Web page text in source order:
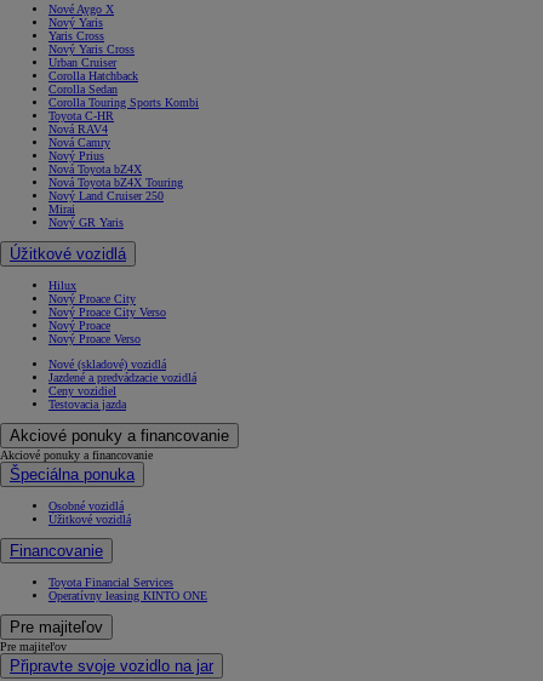
Nové Aygo X
Nový Yaris
Yaris Cross
Nový Yaris Cross
Urban Cruiser
Corolla Hatchback
Corolla Sedan
Corolla Touring Sports Kombi
Toyota C-HR
Nová RAV4
Nová Camry
Nový Prius
Nová Toyota bZ4X
Nová Toyota bZ4X Touring
Nový Land Cruiser 250
Mirai
Nový GR Yaris
Úžitkové vozidlá
Hilux
Nový Proace City
Nový Proace City Verso
Nový Proace
Nový Proace Verso
Nové (skladové) vozidlá
Jazdené a predvádzacie vozidlá
Ceny vozidiel
Testovacia jazda
Akciové ponuky a financovanie
Akciové ponuky a financovanie
Špeciálna ponuka
Osobné vozidlá
Úžitkové vozidlá
Financovanie
Toyota Financial Services
Operatívny leasing KINTO ONE
Pre majiteľov
Pre majiteľov
Připravte svoje vozidlo na jar